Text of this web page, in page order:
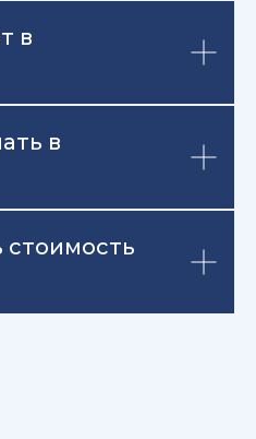
в
в
стоимость